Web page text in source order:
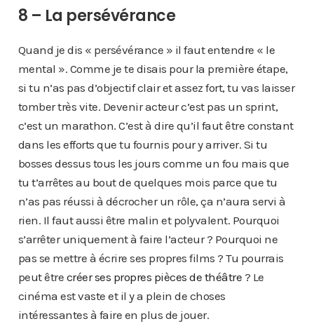
8 – La persévérance
Quand je dis « persévérance » il faut entendre « le
mental ». Comme je te disais pour la première étape,
si tu n’as pas d’objectif clair et assez fort, tu vas laisser
tomber très vite. Devenir acteur c’est pas un sprint,
c’est un marathon. C’est à dire qu’il faut être constant
dans les efforts que tu fournis pour y arriver. Si tu
bosses dessus tous les jours comme un fou mais que
tu t’arrêtes au bout de quelques mois parce que tu
n’as pas réussi à décrocher un rôle, ça n’aura servi à
rien. Il faut aussi être malin et polyvalent. Pourquoi
s’arrêter uniquement à faire l’acteur ? Pourquoi ne
pas se mettre à écrire ses propres films ? Tu pourrais
peut être créer ses propres pièces de théâtre ? Le
cinéma est vaste et il y a plein de choses
intéressantes à faire en plus de jouer.